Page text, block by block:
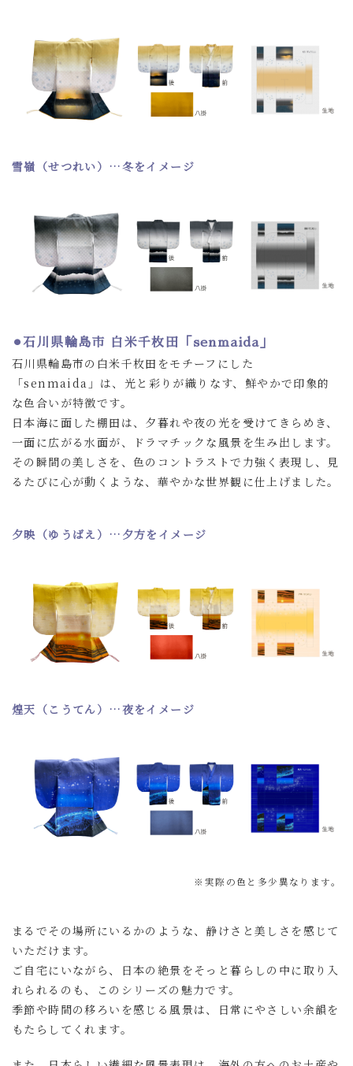
雪嶺（せつれい）…冬をイメージ
⚫︎ 石川県輪島市 白米千枚田 「 senmaida
石川県輪島市の白米千枚田をモチーフにした
「senmaida」は、光と彩りが織りなす、鮮やかで印象的
な色合いが特徴です。
日本海に面した棚田は、夕暮れや夜の光を受けてきらめき、
一面に広がる水面が、ドラマチックな風景を生み出します。
その瞬間の美しさを、色のコントラストで力強く表現し、見
るたびに心が動くような、華やかな世界観に仕上げました。
夕映（ゆうばえ）…夕方をイメージ
煌天（こうてん）…夜をイメージ
※実際の色と多少異なります。
まるでその場所にいるかのような、静けさと美しさを感じて
いただけます。
ご自宅にいながら、日本の絶景をそっと暮らしの中に取り入
れられるのも、このシリーズの魅力です。
季節や時間の移ろいを感じる風景は、日常にやさしい余韻を
もたらしてくれます。